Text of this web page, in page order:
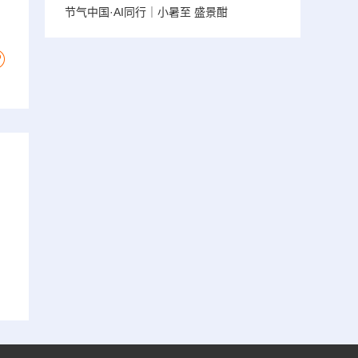
节气中国·AI同行｜小暑至 盛景酣